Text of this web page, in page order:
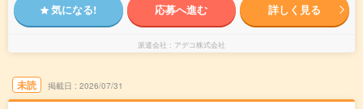
気になる! 応募へ進む 詳しく見る
派遣会社 アデコ株式会社
未読 掲載日 2026/07/31